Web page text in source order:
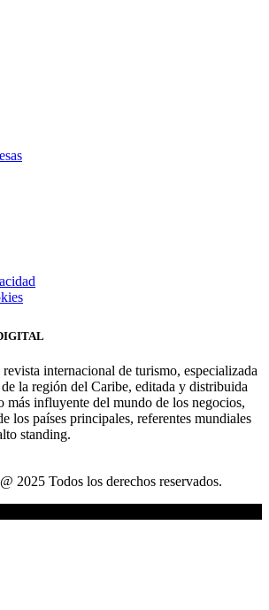
internacional de turismo, especializada
la región del Caribe, editada y distribuida
más influyente del mundo de los negocios,
los países principales, referentes mundiales
standing.
2025 Todos los derechos reservados.